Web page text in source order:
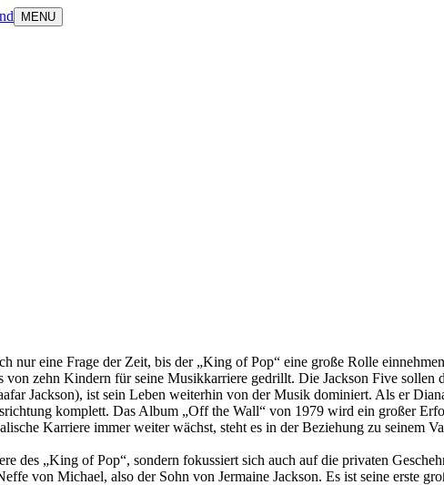
MENU
nur eine Frage der Zeit, bis der „King of Pop“ eine große Rolle
zehn Kindern für seine Musikkarriere gedrillt. Die Jackson Five sollen
Jackson), ist sein Leben weiterhin von der Musik dominiert. Als er
komplett. Das Album „Off the Wall“ von 1979 wird ein großer
Karriere immer weiter wächst, steht es in der Beziehung zu seinem
des „King of Pop“, sondern fokussiert sich auch auf die privaten
von Michael, also der Sohn von Jermaine Jackson. Es ist seine erste